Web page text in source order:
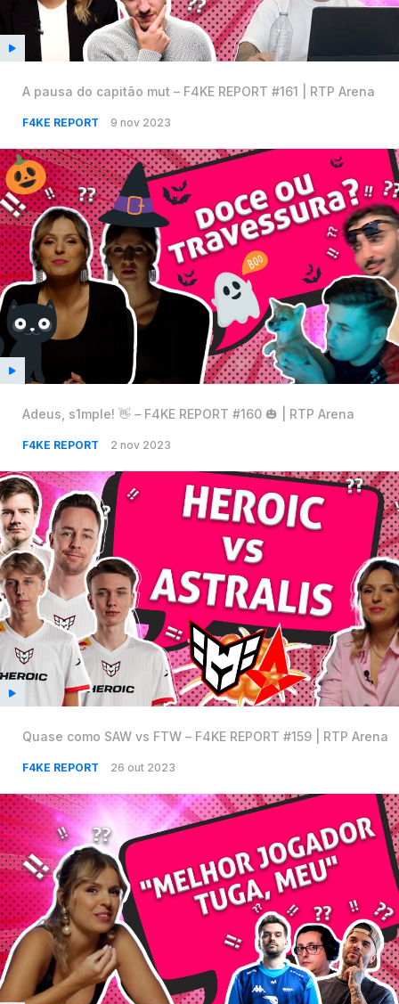
A pausa do capitão mut – F4KE REPORT #161 | RTP Arena
F4KE REPORT 9 nov 2023
Adeus, s1mple! 👋 – F4KE REPORT #160 🎃 | RTP Arena
F4KE REPORT 2 nov 2023
Quase como SAW vs FTW – F4KE REPORT #159 | RTP Arena
F4KE REPORT 26 out 2023